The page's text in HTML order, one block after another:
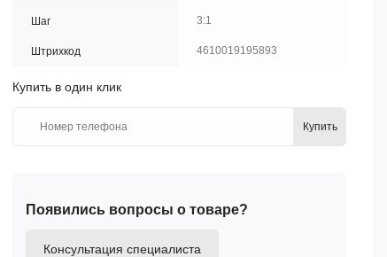
Шаг 3:1
Штрихкод 4610019195893
Купить в один клик
Купить
Появились вопросы о товаре?
Консультация специалиста